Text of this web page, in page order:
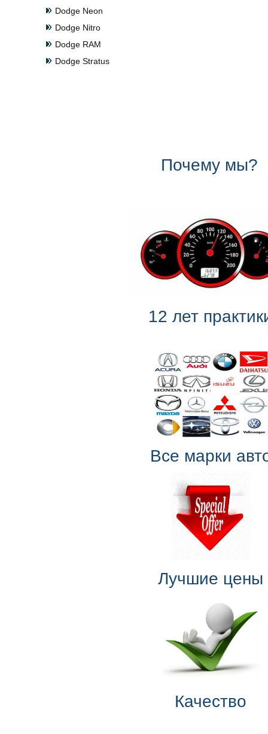
Dodge Neon
Dodge Nitro
Dodge RAM
Dodge Stratus
Почему мы?
12 лет
Все марки
Лучшие цены
Качество